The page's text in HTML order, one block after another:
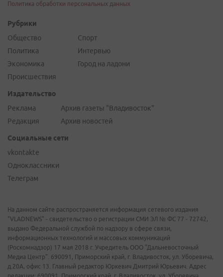
Политика обработки персональных данных
Рубрики
Общество
Политика
Экономика
Происшествия
Спорт
Интервью
Город на ладони
Издательство
Реклама
Редакция
Архив газеты "Владивосток"
Архив новостей
Социальные сети
vkontakte
Одноклассники
Телеграм
На данном сайте распространяется информация сетевого издания
"VLADNEWS" - свидетельство о регистрации СМИ ЭЛ № ФС 77 - 72742,
выдано Федеральной службой по надзору в сфере связи,
информационных технологий и массовых коммуникаций
(Роскомнадзор) 17 мая 2018 г. Учредитель ООО "Дальневосточный
Медиа Центр". 690091, Приморский край, г. Владивосток, ул. Уборевича,
д.20А, офис 13. Главный редактор Юркевич Дмитрий Юрьевич. Адрес